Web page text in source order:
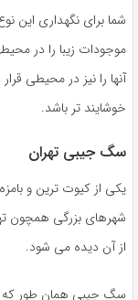
شما برای نگهداری این
موجودات زیبا را در
آنها را نیز در محیطی
خوشایند تر باشد.
سگ جیبی تهران
یکی از کیوت ترین و
شهرهای بزرگی همچون
از آن دیده می‌ شود.
سگ جیبی همان طور که